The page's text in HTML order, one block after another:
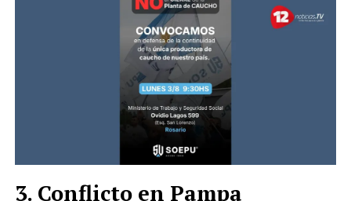
Conflicto en Pampa